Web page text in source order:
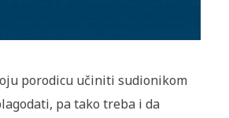
porodicu učiniti sudionikom
pa tako treba i da